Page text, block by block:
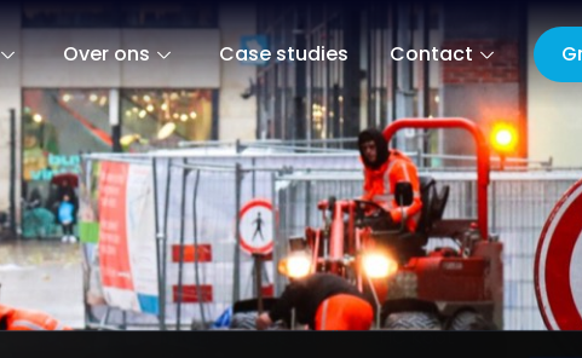
Over ons Case studies Contact
Home-Case studies-HC Koot